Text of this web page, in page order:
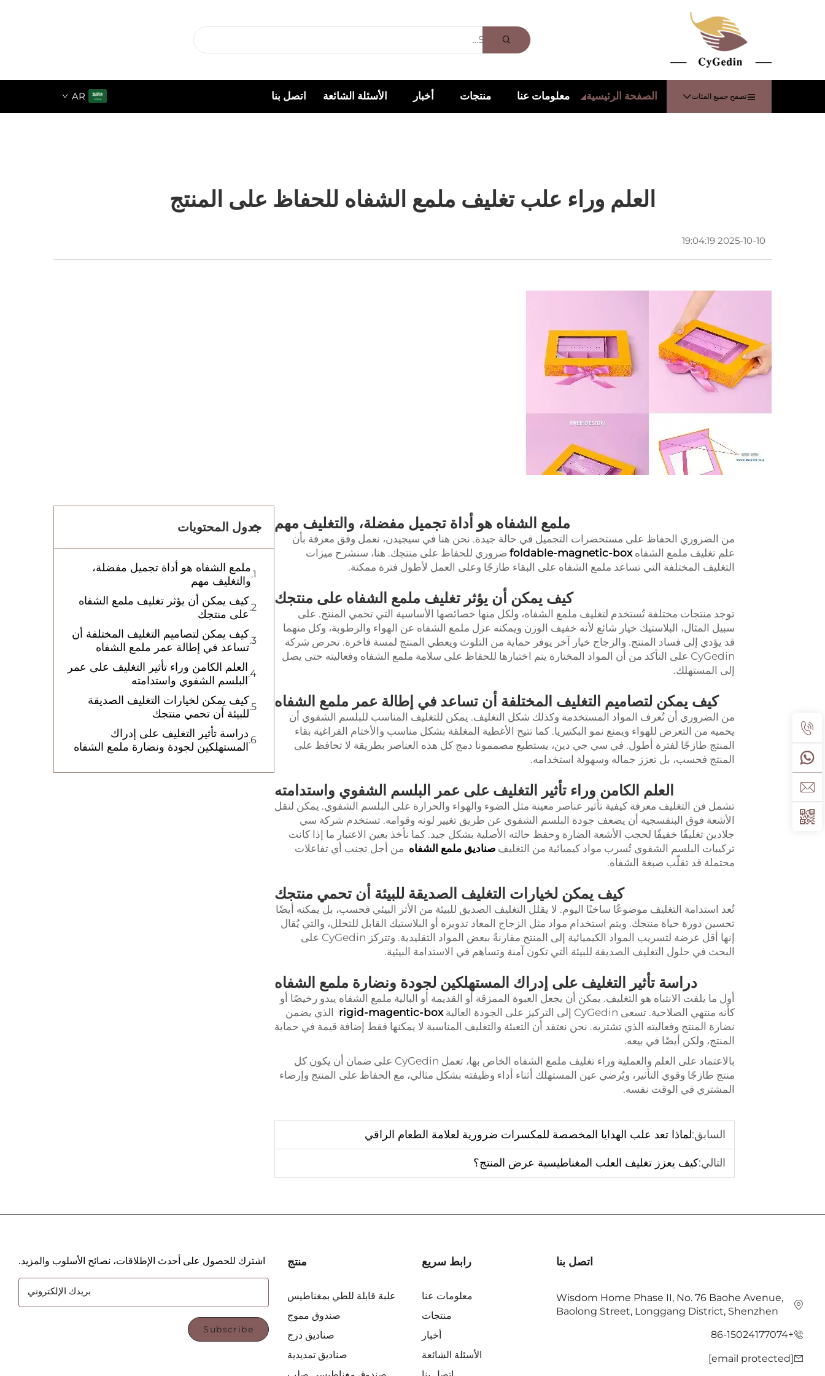
تصفح جميع الفئات الصفحة الرئيسية معلومات عنا منتجات أخبار الأسئلة الشائعة اتصل بنا AR
العلم وراء علب تغليف ملمع الشفاه للحفاظ على المنتج
2025-10-10 19:04:19
ملمع الشفاه هو أداة تجميل مفضلة، والتغليف مهم
من الضروري الحفاظ على مستحضرات التجميل في حالة جيدة. نحن هنا في سيجيدن، نعمل وفق معرفة بأن
علم تغليف ملمع الشفاهfoldable-magnetic-box ضروري للحفاظ على منتجك. هنا، سنشرح ميزات
التغليف المختلفة التي تساعد ملمع الشفاه على البقاء طازجًا وعلى العمل لأطول فترة ممكنة.
كيف يمكن أن يؤثر تغليف ملمع الشفاه على منتجك
توجد منتجات مختلفة تُستخدم لتغليف ملمع الشفاه، ولكل منها خصائصها الأساسية التي تحمي المنتج. على
سبيل المثال، البلاستيك خيار شائع لأنه خفيف الوزن ويمكنه عزل ملمع الشفاه عن الهواء والرطوبة، وكل منهما
قد يؤدي إلى فساد المنتج. والزجاج خيار آخر يوفر حماية من التلوث ويعطي المنتج لمسة فاخرة. تحرص شركة
CyGedin على التأكد من أن المواد المختارة يتم اختبارها للحفاظ على سلامة ملمع الشفاه وفعاليته حتى يصل
إلى المستهلك.
كيف يمكن لتصاميم التغليف المختلفة أن تساعد في إطالة عمر ملمع الشفاه
من الضروري أن تُعرف المواد المستخدمة وكذلك شكل التغليف. يمكن للتغليف المناسب للبلسم الشفوي أن
يحميه من التعرض للهواء ويمنع نمو البكتيريا. كما تتيح الأغطية المغلقة بشكل مناسب والأختام الفراغية بقاء
المنتج طازجًا لفترة أطول. في سي جي دين، يستطيع مصممونا دمج كل هذه العناصر بطريقة لا تحافظ على
المنتج فحسب، بل تعزز جماله وسهولة استخدامه.
العلم الكامن وراء تأثير التغليف على عمر البلسم الشفوي واستدامته
تشمل فن التغليف معرفة كيفية تأثير عناصر معينة مثل الضوء والهواء والحرارة على البلسم الشفوي. يمكن لنقل
الأشعة فوق البنفسجية أن يضعف جودة البلسم الشفوي عن طريق تغيير لونه وقوامه. تستخدم شركة سي
جلادين تغليفًا خفيفًا لحجب الأشعة الضارة وحفظ حالته الأصلية بشكل جيد. كما نأخذ بعين الاعتبار ما إذا كانت
تركيبات البلسم الشفوي تُسرب مواد كيميائية من التغليف صناديق ملمع الشفاه من أجل تجنب أي تفاعلات
محتملة قد تقلّب صبغة الشفاه.
كيف يمكن لخيارات التغليف الصديقة للبيئة أن تحمي منتجك
تُعد استدامة التغليف موضوعًا ساخنًا اليوم. لا يقلل التغليف الصديق للبيئة من الأثر البيئي فحسب، بل يمكنه أيضًا
تحسين دورة حياة منتجك. ويتم استخدام مواد مثل الزجاج المعاد تدويره أو البلاستيك القابل للتحلل، والتي يُقال
إنها أقل عرضة لتسريب المواد الكيميائية إلى المنتج مقارنةً ببعض المواد التقليدية. وتتركز CyGedin على
البحث في حلول التغليف الصديقة للبيئة التي تكون آمنة وتساهم في الاستدامة البيئية.
دراسة تأثير التغليف على إدراك المستهلكين لجودة ونضارة ملمع الشفاه
أول ما يلفت الانتباه هو التغليف. يمكن أن يجعل العبوة الممزقة أو القديمة أو البالية ملمع الشفاه يبدو رخيصًا أو
كأنه منتهي الصلاحية. تسعى CyGedin إلى التركيز على الجودة العالية
rigid-magentic-box الذي يضمن
نضارة المنتج وفعاليته الذي تشتريه. نحن نعتقد أن التعبئة والتغليف المناسبة لا يمكنها فقط إضافة قيمة في حماية
المنتج، ولكن أيضًا في بيعه.
بالاعتماد على العلم والعملية وراء تغليف ملمع الشفاه الخاص بها، تعمل CyGedin على ضمان أن يكون كل
منتج طازجًا وقوي التأثير، ويُرضي عين المستهلك أثناء أداء وظيفته بشكل مثالي، مع الحفاظ على المنتج وإرضاء
المشتري في الوقت نفسه.
السابق:لماذا تعد علب الهدايا المخصصة للمكسرات ضرورية لعلامة الطعام الراقي
التالي:كيف يعزز تغليف العلب المغناطيسية عرض المنتج؟
جدول المحتويات
ملمع الشفاه هو أداة تجميل مفضلة،
والتغليف مهم
كيف يمكن أن يؤثر تغليف ملمع الشفاه
على منتجك
كيف يمكن لتصاميم التغليف المختلفة أن
تساعد في إطالة عمر ملمع الشفاه
العلم الكامن وراء تأثير التغليف على عمر
البلسم الشفوي واستدامته
كيف يمكن لخيارات التغليف الصديقة
للبيئة أن تحمي منتجك
دراسة تأثير التغليف على إدراك
المستهلكين لجودة ونضارة ملمع الشفاه
اتصل بنا
Wisdom Home Phase II, No. 76 Baohe Avenue,
Baolong Street, Longgang District, Shenzhen
+86-15024177074
[email protected]
رابط سريع
معلومات عنا
منتجات
أخبار
الأسئلة الشائعة
منتج
علبة قابلة للطي بمغناطيس
صندوق مموج
صناديق درج
صناديق تمديدية
اشترك للحصول على أحدث الإطلاقات، نصائح الأسلوب والمزيد.
بريدك الإلكتروني
Subscribe